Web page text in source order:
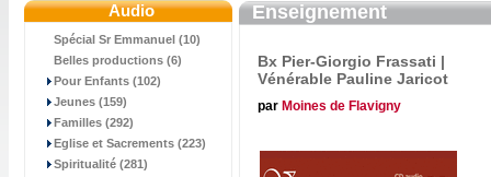
Audio
Spécial Sr Emmanuel (10)
Belles productions (6)
Pour Enfants (102)
Jeunes (159)
Familles (292)
Eglise et Sacrements (223)
Spiritualité (281)
Enseignement
Bx Pier-Giorgio Frassati |
Vénérable Pauline Jaricot
par Moines de Flavigny